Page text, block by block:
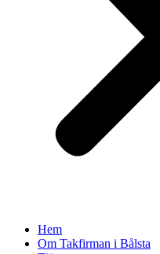
Hem
Om Takfirman i Bålsta